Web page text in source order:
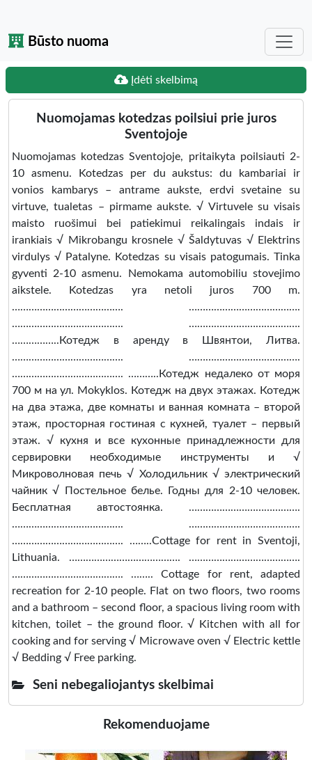
Būsto nuoma
Įdėti skelbimą
Nuomojamas kotedzas poilsiui prie juros
Sventojoje
Nuomojamas kotedzas Sventojoje, pritaikyta poilsiauti 2-
10 asmenu. Kotedzas per du aukstus: du kambariai ir
vonios kambarys – antrame aukste, erdvi svetaine su
virtuve, tualetas – pirmame aukste. √ Virtuvele su visais
maisto ruošimui bei patiekimui reikalingais indais ir
irankiais √ Mikrobangu krosnele √ Šaldytuvas √ Elektrins
virdulys √ Patalyne. Kotedzas su visais patogumais. Tinka
gyventi 2-10 asmenu. Nemokama automobiliu stovejimo
aikstele. Kotedzas yra netoli juros 700 m.
…………………………………. ………………………………….
…………………………………. ………………………………….
……………..Котедж в аренду в Швянтои, Литва.
…………………………………. ………………………………….
…………………………………. ………..Котедж недалеко от моря
700 м на ул. Mokyklos. Котедж на двух этажах. Котедж
на два этажа, две комнаты и ванная комната – второй
этаж, просторная гостиная с кухней, туалет – первый
этаж. √ кухня и все кухонные принадлежности для
сервировки необходимые инструменты и √
Микроволновая печь √ Холодильник √ электрический
чайник √ Постельное белье. Годны для 2-10 человек.
Бесплатная автостоянка. ………………………………….
…………………………………. ………………………………….
…………………………………. ……..Cottage for rent in Sventoji,
Lithuania. …………………………………. ………………………………….
…………………………………. …….. Cottage for rent, adapted
recreation for 2-10 people. Flat on two floors, two rooms
and a bathroom – second floor, a spacious living room with
kitchen, toilet – the ground floor. √ Kitchen with all for
cooking and for serving √ Microwave oven √ Electric kettle
√ Bedding √ Free parking.
Seni nebegaliojantys skelbimai
Rekomenduojame